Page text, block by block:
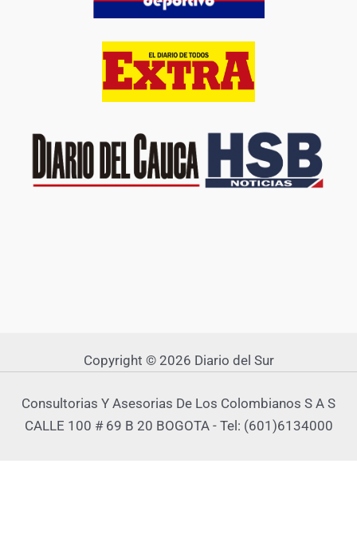
Copyright © 2026 Diario del Sur
Consultorias Y Asesorias De Los Colombianos S A S
CALLE 100 # 69 B 20 BOGOTA - Tel: (601)6134000